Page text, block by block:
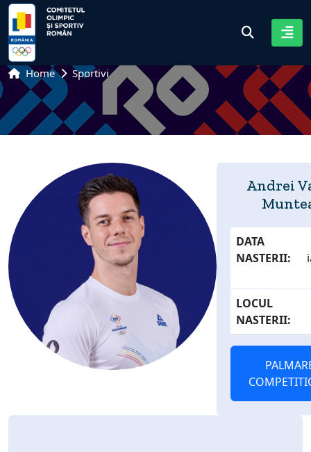
Home Sportivi
Andrei
DATA
NASTERII:
LOCUL
NASTERII: